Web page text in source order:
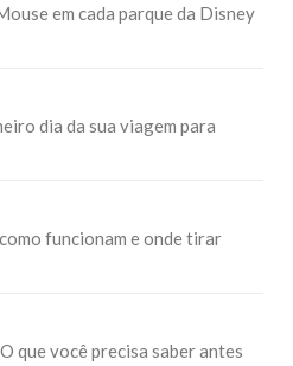
em cada parque da Disney
dia da sua viagem para
funcionam e onde tirar
que você precisa saber antes